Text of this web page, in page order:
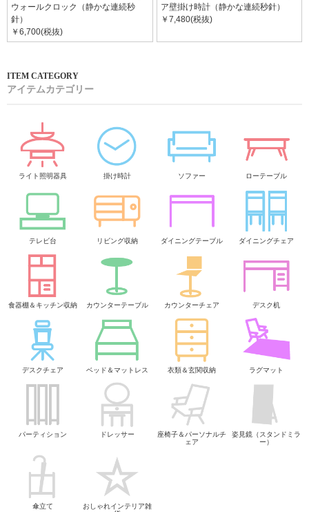
ウォールクロック（静かな連続秒
針）
￥6,700(税抜)
ア壁掛け時計（静かな連続秒針）
￥7,480(税抜)
アイテムカテゴリー
ライト照明器具 掛け時計 ソファー ローテーブル
テレビ台 リビング収納 ダイニングテーブル ダイニングチェア
食器棚＆キッチン収納 カウンターテーブル カウンターチェア デスク机
デスクチェア ベッド＆マットレス 衣類＆玄関収納 ラグマット
パーティション ドレッサー
座椅子＆パーソナルチ
ェア
姿見鏡（スタンドミラ
ー）
傘立て
おしゃれインテリア雑